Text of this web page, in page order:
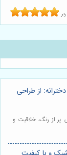
از طراحی
پر از رنگ، خلاقیت و